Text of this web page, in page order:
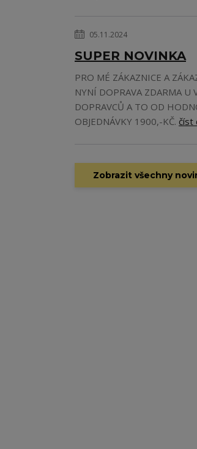
05.11.2024
SUPER NOVINKA
PRO MÉ ZÁKAZNICE A
NYNÍ DOPRAVA ZDARMA U
DOPRAVCŮ A TO OD
OBJEDNÁVKY 1900,-KČ. číst
Zobrazit všechny